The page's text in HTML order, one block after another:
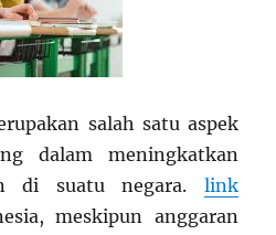
salah satu aspek
dalam meningkatkan
di suatu negara. link
meskipun anggaran